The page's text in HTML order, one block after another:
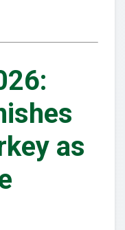
as